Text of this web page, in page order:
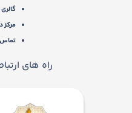
مرکز
تماس
راه های